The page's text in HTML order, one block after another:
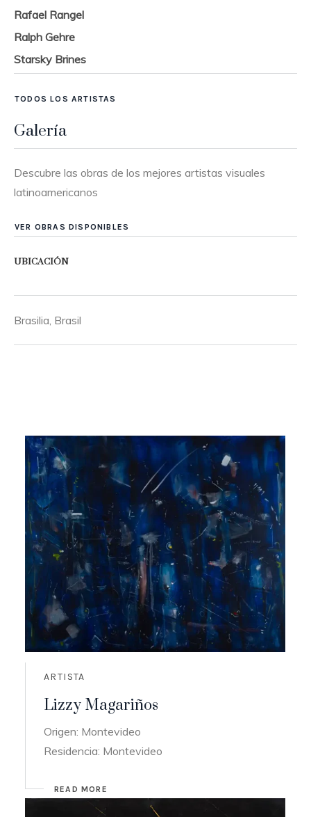
Rafael Rangel
Ralph Gehre
Starsky Brines
TODOS LOS ARTISTAS
Galería
Descubre las obras de los mejores artistas visuales
latinoamericanos
VER OBRAS DISPONIBLES
UBICACIÓN
Brasilia, Brasil
ARTISTA
Lizzy Magariños
Origen: Montevideo
Residencia: Montevideo
READ MORE